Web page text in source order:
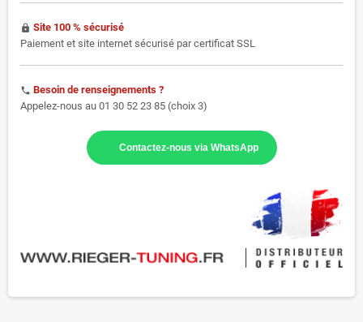
https Site 100 % sécurisé
Paiement et site internet sécurisé par certificat SSL
phone Besoin de renseignements ?
Appelez-nous au 01 30 52 23 85 (choix 3)
Contactez-nous via WhatsApp